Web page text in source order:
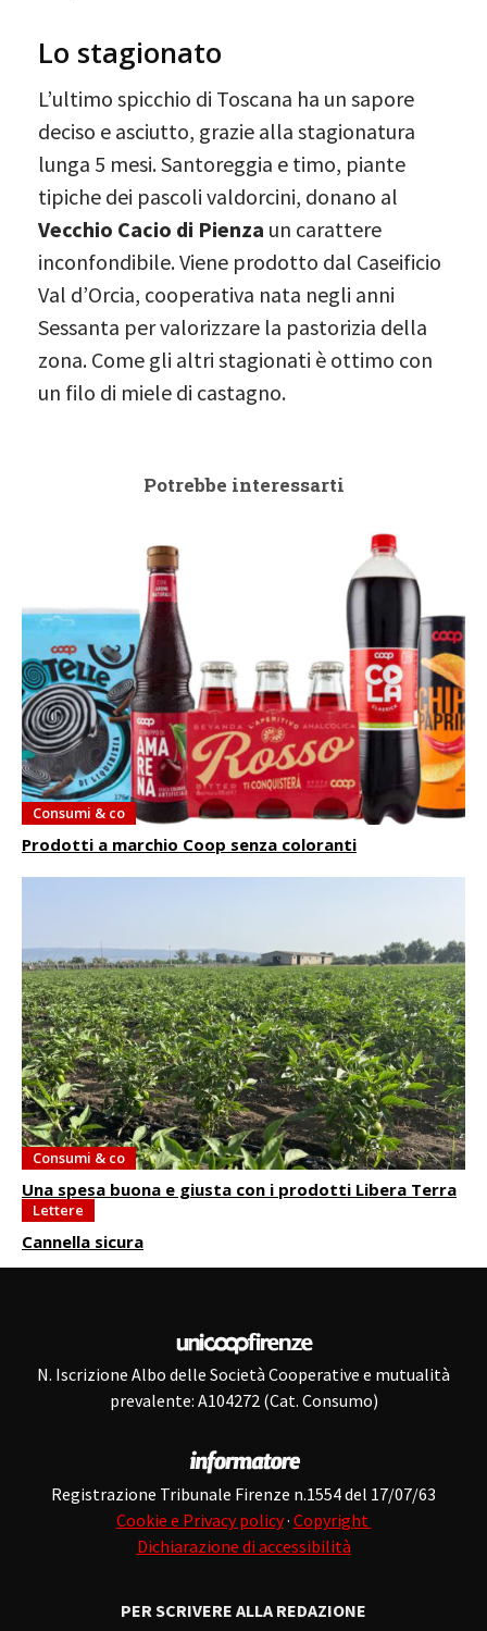
Lo stagionato
L’ultimo spicchio di Toscana ha un sapore
deciso e asciutto, grazie alla stagionatura
lunga 5 mesi. Santoreggia e timo, piante
tipiche dei pascoli valdorcini, donano al
Vecchio Cacio di Pienza un carattere
inconfondibile. Viene prodotto dal Caseificio
Val d’Orcia, cooperativa nata negli anni
Sessanta per valorizzare la pastorizia della
zona. Come gli altri stagionati è ottimo con
un filo di miele di castagno.
Potrebbe interessarti
Consumi & co
Prodotti a marchio Coop senza coloranti
Consumi & co
Una spesa buona e giusta con i prodotti Libera Terra
Lettere
Cannella sicura
N. Iscrizione Albo delle Società Cooperative e mutualità
prevalente: A104272 (Cat. Consumo)
Registrazione Tribunale Firenze n.1554 del 17/07/63
Cookie e Privacy policy· Copyright
Dichiarazione di accessibilità
PER SCRIVERE ALLA REDAZIONE